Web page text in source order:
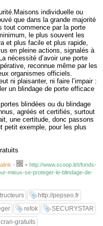
individuelle ou
que dans la grande majorité
tout commence par la porte
le plus souvent les
et plus facile et plus rapide,
en pleine actions, signalés à
nécessité d’avoir une porte
reconnue même par les
organismes officiels.
ni plaisanter, ni faire l’impair :
un blindage de porte efficace
blindées ou du blindage
agréés et certifiés, surtout
une certitude, donc passons
petit exemple, pour les plus
- - http://www.scoop.it/t/fonds-
mieux-se-proteger-le-blindage-de-
http://pepseo.fr
refok
SECURYSTAR
gratuits